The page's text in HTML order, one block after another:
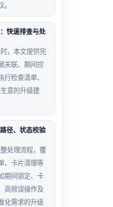
快速排查与处
，本文提供完
关联、期间控
检查清单、
意的升级建
径、状态校验
处理流程，覆
、卡片清理等
期间锁定、卡
高频误操作及
化需求的升级